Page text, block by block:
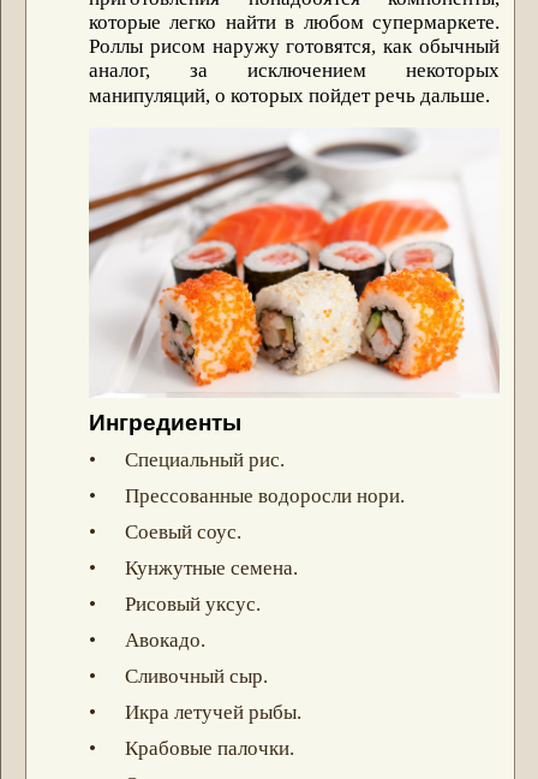
которые легко найти в любом супермаркете.
Роллы рисом наружу готовятся, как обычный
аналог, за исключением некоторых
манипуляций, о которых пойдет речь дальше.
Ингредиенты
• Специальный рис.
• Прессованные водоросли нори.
• Соевый соус.
• Кунжутные семена.
• Рисовый уксус.
• Авокадо.
• Сливочный сыр.
• Икра летучей рыбы.
• Крабовые палочки.